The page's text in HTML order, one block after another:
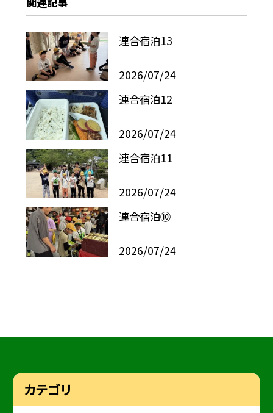
連合宿泊13
2026/07/24
連合宿泊12
2026/07/24
連合宿泊11
2026/07/24
連合宿泊⑩
2026/07/24
カテゴリ